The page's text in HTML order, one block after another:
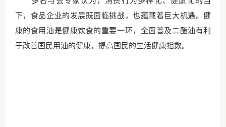
下，食品企业的发展既面临挑战，也蕴藏着巨大机遇。健
康的食用油是健康饮食的重要一环，全面普及二酯油有利
于改善国民用油的健康，提高国民的生活健康指数。